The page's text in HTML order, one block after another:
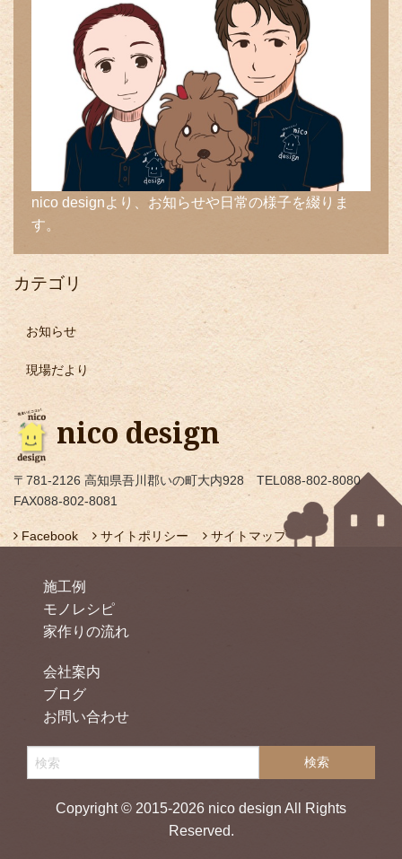
nico designより、お知らせや日常の様子を綴りま
す。
カテゴリ
お知らせ
現場だより
nico design
〒781-2126 高知県吾川郡いの町大内928 TEL088-802-8080
FAX088-802-8081
Facebook サイトポリシー サイトマップ
施工例
モノレシピ
家作りの流れ
会社案内
ブログ
お問い合わせ
Copyright © 2015-2026 nico design All Rights
Reserved.